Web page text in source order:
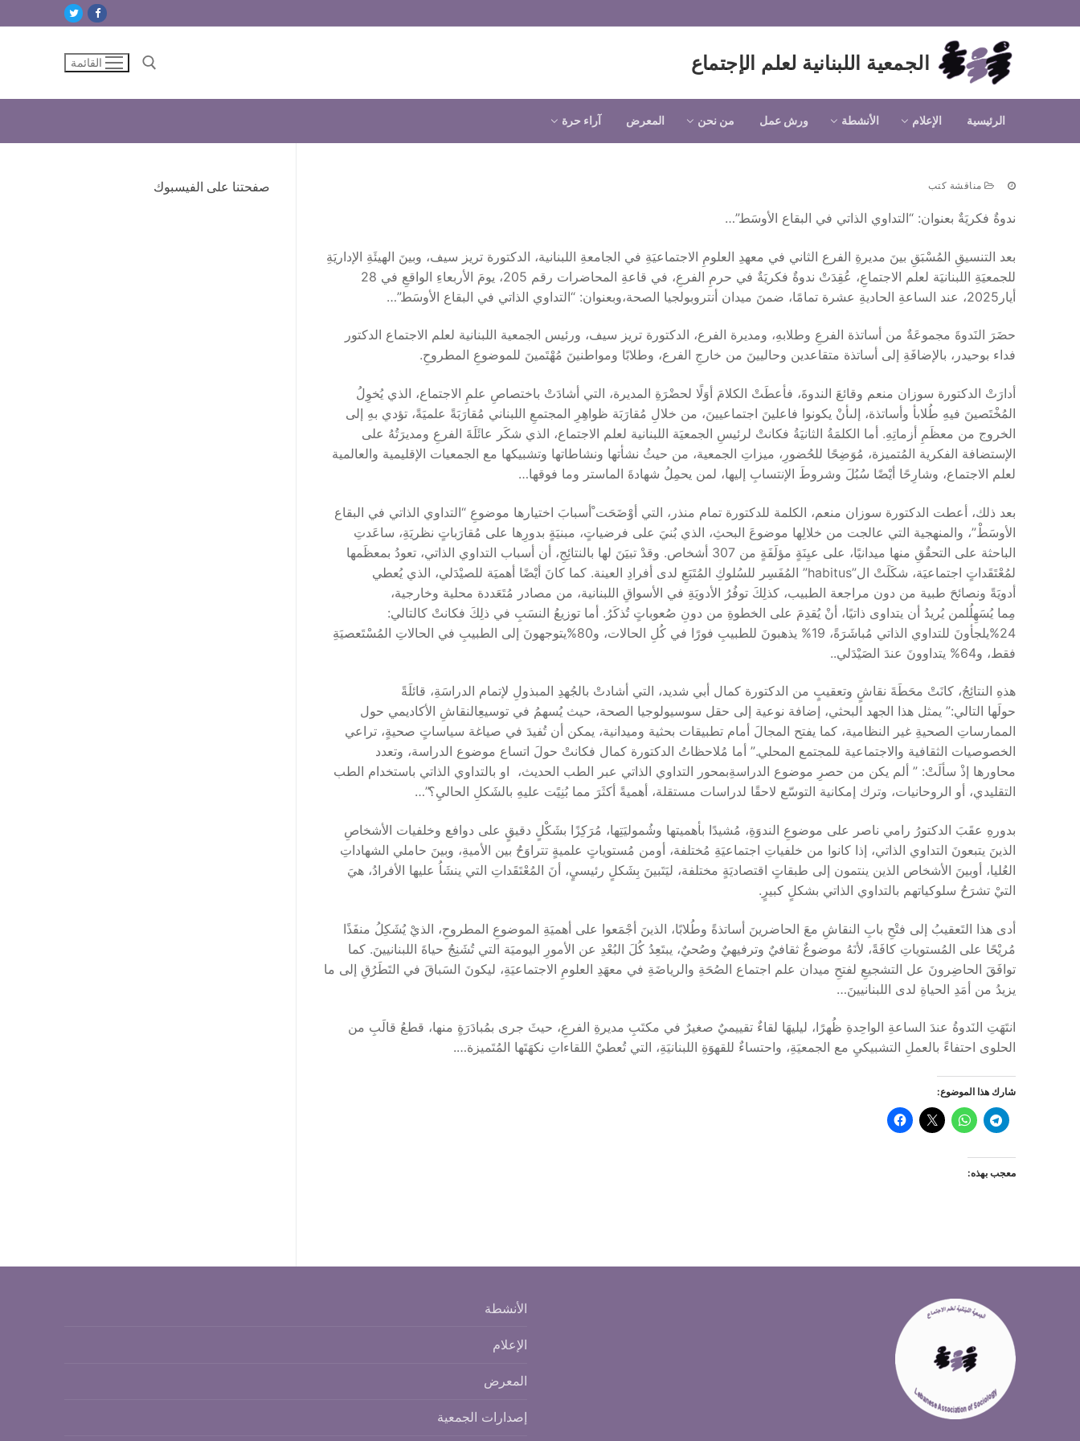
إلى
الجمعية اللبنانية لعلم الإجتماع القائمة
الرئيسية الإعلام الأنشطة ورش عمل من نحن المعرض آراء حرة
مناقشة كتب
ندوةٌ فكريَةٌ بعنوان: “التداوي الذاتي في البقاع الأوسَط”…
بعد التنسيقِ المُسْبَقِ بينَ مديرةِ الفرع الثاني في معهدِ العلومِ الاجتماعيَةِ في الجامعةِ اللبنانية، الدكتورة تريز سيف، وبينَ الهيئَةِ الإداريَةِ
للجمعيَةِ اللبنانيَة لعلم الاجتماعِ، عُقِدَتْ ندوةٌ فكريَةٌ في حرمِ الفرعِ، في قاعةِ المحاضرات رقم 205، يومَ الأربعاءِ الواقعِ في 28
أيار2025، عند الساعةِ الحاديةِ عشرة تمامًا، ضمنَ ميدان أنتروبولجيا الصحة،وبعنوان: “التداوي الذاتي في البقاع الأوسَط”…
حضَرَ النَدوةَ مجموعَةٌ من أساتذة الفرعِ وطلابهِ، ومديرة الفرع، الدكتورة تريز سيف، ورئيس الجمعية اللبنانية لعلم الاجتماع الدكتور
فداء بوحيدر، بالإضافَةِ إلى أساتذة متقاعدين وحاليينَ من خارجِ الفرع، وطلابًا ومواطنينَ مُهْتَمينَ للموضوعِ المطروحِ.
أدارَتْ الدكتورة سوزان منعم وقائعَ الندوةَ، فأعطَتْ الكلامَ أوَلًا لحضْرَةِ المديرة، التي أشادَتْ باختصاصِ علمِ الاجتماع، الذي يُخوِلُ
المُخْتَصينَ فيهِ طُلابأ وأساتذة، إلىأنْ يكونوا فاعلينَ اجتماعيينَ، من خلالِ مُقارَبَة ظواهِرِ المجتمعِ اللبناني مُقارَبَةً علميَةً، تؤدي بهِ إلى
الخروج من معظَمِ أزماتِهِ. أما الكلمَةُ الثانيَةُ فكانتْ لرئيسِ الجمعيَة اللبنانية لعلم الاجتماع، الذي شكَر عائَلَةَ الفرعِ ومديرَتُهُ على
الإستضافة الفكرية المُتميزة، مُوَضِحًا للحُضورِ، ميزاتِ الجمعية، من حيثُ نشأتها ونشاطاتها وتشبيكها مع الجمعيات الإقليمية والعالمية
لعلم الاجتماع، وشارِحًا أيْضًا سُبُلَ وشروطَ الإنتسابِ إليها، لمن يحمِلُ شهادةَ الماستر وما فوقها…
بعد ذلك، أعطت الدكتورة سوزان منعم، الكلمة للدكتورة تمام منذر، التي أوْضَحَت ْأسبابَ اختيارها موضوعِ “التداوي الذاتي في البقاع
الأوسَطْ”، والمنهجية التي عالجت من خلالِها موضوعَ البحثِ، الذي بُنيَ على فرضياتٍ، مبنيَةٍ بدورِها على مُقارَباتٍ نظريَةِ، ساعَدتِ
الباحثة على التحقٌقِ منها ميدانيًا، على عيِنَةٍ مؤلَفَةٍ من 307 أشخاص. وقدْ تبيَنَ لها بالنتائِجِ، أن أسباب التداوي الذاتي، تعودُ بمعظَمها
لمُعْتَقَداتٍ اجتماعيَة، شكَلَتْ ال”habitus” المُفَسِر للسُلوكِ المُتَبَعِ لدى أفرادِ العينة. كما كانَ أيْضًا أهميَة للصيْدَلي، الذي يُعطي
أدويَةً ونصائحَ طبية من دون مراجعة الطبيب، كذلِكَ توفُرُ الأدويَةِ في الأسواقِ اللبنانية، من مصادر مُتَعَددة محلية وخارجية،
مِما يُسَهِلُلمن يُريدُ أن يتداوى ذاتيًا، أنْ يُقدِمَ على الخطوةِ من دونِ صُعوباتٍ تُذكَرُ. أما توزيعُ النسَبِ في ذلِكَ فكانتْ كالتالي:
24%يلجأونَ للتداوي الذاتي مُباشَرَةً، 19% يذهبونَ للطبيبِ فورًا في كُلِ الحالات، و80%يتوجهونَ إلى الطبيبِ في الحالاتِ المُسْتَعصيَةِ
فقط، و64% يتداوونَ عندَ الصَيْدَلي..
هذهِ النتائِجُ، كانَتْ محَطَةَ نقاشٍ وتعقيبٍ من الدكتورة كمال أبي شديد، التي أشادتْ بالجُهدِ المبذولِ لإتمام الدراسَةِ، قائلَةً
حولَها التالي:” يمثل هذا الجهد البحثي، إضافة نوعية إلى حقل سوسيولوجيا الصحة، حيث يُسهمُ في توسيعِالنقاشِ الأكاديمي حول
الممارساتِ الصحيةِ غير النظامية، كما يفتح المجالَ أمام تطبيقات بحثية وميدانية، يمكن أن تُفيدَ في صياغة سياساتٍ صحيةٍ، تراعي
الخصوصيات الثقافية والاجتماعية للمجتمع المحلي.” أما مُلاحظاتُ الدكتورة كمال فكانتْ حولَ اتساع موضوع الدراسة، وتعدد
محاورها إذْ سألَتْ: ” ألم يكن من حصرِ موضوع الدراسةِبمحور التداوي الذاتي عبر الطب الحديث، او بالتداوي الذاتي باستخدام الطب
التقليدي، أو الروحانيات، وترك إمكانية التوسّع لاحقًا لدراسات مستقلة، أهميةً أكثَرَ مما بُنِيًت عليهِ بالشَكلِ الحاليِ؟”…
بدورهِ عقَبَ الدكتورُ رامي ناصر على موضوعِ الندوَةِ، مُشيدًا بأهميتها وشُموليَتِها، مُرَكِزًا بشَكْلٍ دقيقٍ على دوافع وخلفيات الأشخاصِ
الذينَ يتبعونَ التداوي الذاتي، إذا كانوا من خلفياتِ اجتماعيَةِ مُختلفة، أومن مُستوياتٍ علميةٍ تتراوَحُ بين الأميةِ، وبينَ حاملي الشهاداتِ
العُليا، أوبينَ الأشخاص الذين ينتمون إلى طبقاتٍ اقتصاديَةٍ مختلفة، ليَتَبينَ بِشَكلٍ رئيسيٍ، أنَ المُعْتَقَداتِ التي ينشَاُ عليها الأفرادُ، هيَ
التيْ تشرَحُ سلوكياتهم بالتداوي الذاتي بشكلٍ كبيرٍ.
أدى هذا التَعقيبُ إلى فتْحِ بابِ النقاشِ معَ الحاضرينَ أساتذةً وطُلابًا، الذينَ أجْمَعوا على أهميَةِ الموضوعِ المطروحِ، الذيْ يُشَكِلُ منفَذًا
مُريْحًا على المُستوياتِ كافَةً، لأنَهُ موضوعٌ ثقافيٌ وترفيهيٌ وصُحيٌ، يبتَعِدُ كُلَ البُعْدِ عن الأمورِ اليوميَة التي تُشَنِجُ حياةَ اللبنانيينَ. كما
توافَقَ الحاضِرونَ عل التشجيعِ لفتحِ ميدان علم اجتماع الصُحَةِ والرياضَةِ في معهَدِ العلومِ الاجتماعيَةِ، ليكونَ السَباقَ في التَطَرُقِ إلى ما
يزيدُ من أمَدِ الحياةِ لدى اللبنانيينَ…
انتَهَتِ النَدوةُ عندَ الساعةِ الواحِدةِ ظُهرًا، ليليهَا لقاءٌ تقييميٌ صغيرٌ في مكتَبِ مديرةِ الفرعِ، حيثَ جرى بمُبادَرَةٍ منها، قطعُ قالَبِ من
الحلوى احتفاءً بالعملِ التشبيكيِ مع الجمعيَةِ، واحتساءٌ للقهوَةِ اللبنانيَةِ، التي تُعطيْ اللقاءاتِ نكهَتَها المُتَميزة….
شارك هذا الموضوع:
معجب بهذه:
صفحتنا على الفيسبوك
الأنشطة
الإعلام
المعرض
إصدارات الجمعية